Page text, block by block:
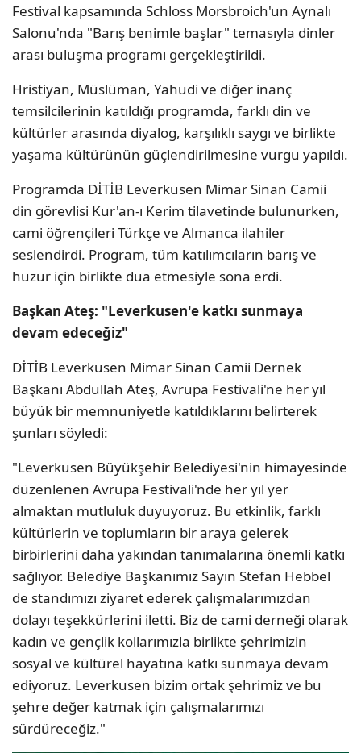
Festival kapsamında Schloss Morsbroich'un Aynalı
Salonu'nda "Barış benimle başlar" temasıyla dinler
arası buluşma programı gerçekleştirildi.
Hristiyan, Müslüman, Yahudi ve diğer inanç
temsilcilerinin katıldığı programda, farklı din ve
kültürler arasında diyalog, karşılıklı saygı ve birlikte
yaşama kültürünün güçlendirilmesine vurgu yapıldı.
Programda DİTİB Leverkusen Mimar Sinan Camii
din görevlisi Kur'an-ı Kerim tilavetinde bulunurken,
cami öğrençileri Türkçe ve Almanca ilahiler
seslendirdi. Program, tüm katılımcıların barış ve
huzur için birlikte dua etmesiyle sona erdi.
Başkan Ateş: "Leverkusen'e katkı sunmaya
devam edeceğiz"
DİTİB Leverkusen Mimar Sinan Camii Dernek
Başkanı Abdullah Ateş, Avrupa Festivali'ne her yıl
büyük bir memnuniyetle katıldıklarını belirterek
şunları söyledi:
"Leverkusen Büyükşehir Belediyesi'nin himayesinde
düzenlenen Avrupa Festivali'nde her yıl yer
almaktan mutluluk duyuyoruz. Bu etkinlik, farklı
kültürlerin ve toplumların bir araya gelerek
birbirlerini daha yakından tanımalarına önemli katkı
sağlıyor. Belediye Başkanımız Sayın Stefan Hebbel
de standımızı ziyaret ederek çalışmalarımızdan
dolayı teşekkürlerini iletti. Biz de cami derneği olarak
kadın ve gençlik kollarımızla birlikte şehrimizin
sosyal ve kültürel hayatına katkı sunmaya devam
ediyoruz. Leverkusen bizim ortak şehrimiz ve bu
şehre değer katmak için çalışmalarımızı
sürdüreceğiz."